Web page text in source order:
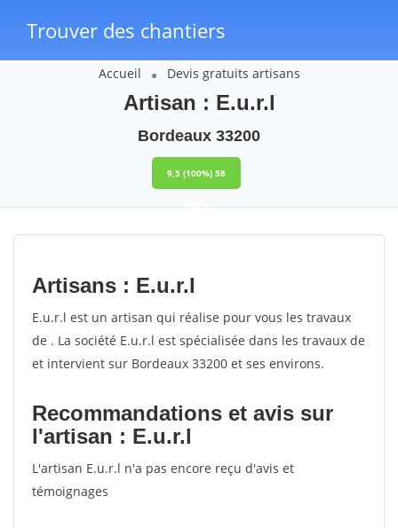
Trouver des chantiers
Accueil Devis gratuits artisans
Artisan : E.u.r.l
Bordeaux 33200
9,5 (100%) 58
votes
Artisans : E.u.r.l
E.u.r.l est un artisan qui réalise pour vous les travaux
de . La société E.u.r.l est spécialisée dans les travaux de
et intervient sur Bordeaux 33200 et ses environs.
Recommandations et avis sur
l'artisan : E.u.r.l
L'artisan E.u.r.l n'a pas encore reçu d'avis et
témoignages